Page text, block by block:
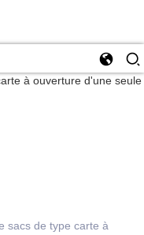
sacs de type carte à